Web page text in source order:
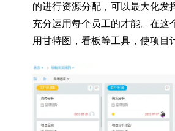
的进行资源分配，可以最大化发
充分运用每个员工的才能。在这
用甘特图，看板等工具，使项目